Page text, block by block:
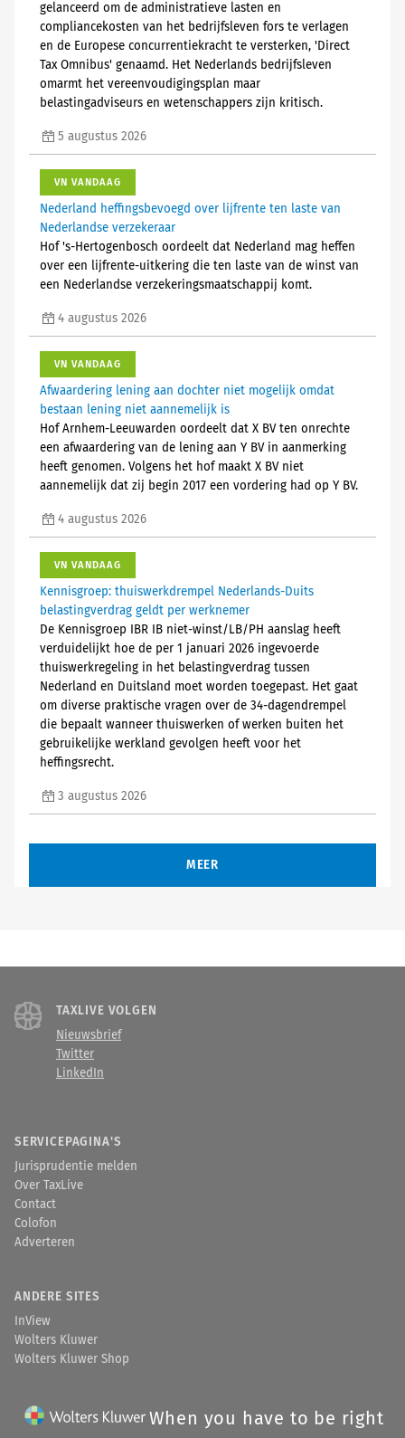
gelanceerd om de administratieve lasten en
compliancekosten van het bedrijfsleven fors te verlagen
en de Europese concurrentiekracht te versterken, 'Direct
Tax Omnibus' genaamd. Het Nederlands bedrijfsleven
omarmt het vereenvoudigingsplan maar
belastingadviseurs en wetenschappers zijn kritisch.
5 augustus 2026
VN VANDAAG
Nederland heffingsbevoegd over lijfrente ten laste van
Nederlandse verzekeraar
Hof 's-Hertogenbosch oordeelt dat Nederland mag heffen
over een lijfrente-uitkering die ten laste van de winst van
een Nederlandse verzekeringsmaatschappij komt.
4 augustus 2026
VN VANDAAG
Afwaardering lening aan dochter niet mogelijk omdat
bestaan lening niet aannemelijk is
Hof Arnhem-Leeuwarden oordeelt dat X BV ten onrechte
een afwaardering van de lening aan Y BV in aanmerking
heeft genomen. Volgens het hof maakt X BV niet
aannemelijk dat zij begin 2017 een vordering had op Y BV.
4 augustus 2026
VN VANDAAG
Kennisgroep: thuiswerkdrempel Nederlands-Duits
belastingverdrag geldt per werknemer
De Kennisgroep IBR IB niet-winst/LB/PH aanslag heeft
verduidelijkt hoe de per 1 januari 2026 ingevoerde
thuiswerkregeling in het belastingverdrag tussen
Nederland en Duitsland moet worden toegepast. Het gaat
om diverse praktische vragen over de 34-dagendrempel
die bepaalt wanneer thuiswerken of werken buiten het
gebruikelijke werkland gevolgen heeft voor het
heffingsrecht.
3 augustus 2026
MEER
TAXLIVE VOLGEN
Nieuwsbrief
Twitter
LinkedIn
SERVICEPAGINA'S
Jurisprudentie melden
Over TaxLive
Contact
Colofon
Adverteren
ANDERE SITES
InView
Wolters Kluwer
Wolters Kluwer Shop
When you have to be right